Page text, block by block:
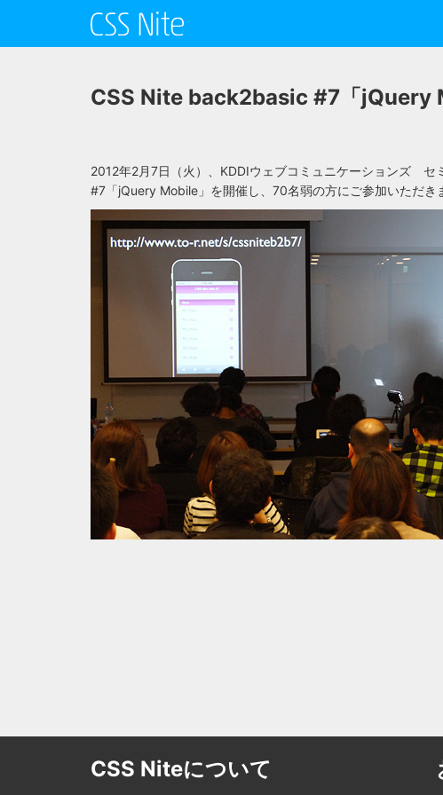
CSS Nite back2basic #7「jQuery
2012年2月7日（火）、KDDIウェブコミュニケーションズ
#7「jQuery Mobile」を開催し、70名弱の方にご参加いただき
CSS Niteについて